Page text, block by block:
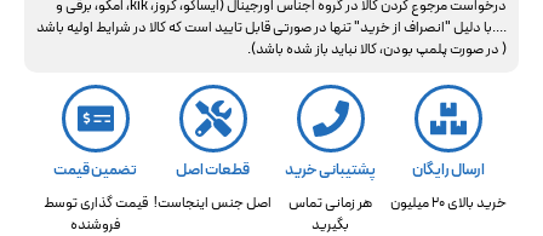
درخواست مرجوع کردن کالا در گروه اجناس اورجینال (ایساکو، کروز، kik، امکو، برقی و
....با دلیل "انصراف از خرید" تنها در صورتی قابل تایید است که کالا در شرایط اولیه باشد
( در صورت پلمپ بودن، کالا نباید باز شده باشد).
ارسال رایگان
خرید بالای 20 میلیون
پشتیبانی خرید
هر زمانی تماس
بگیرید
قطعات اصل
اصل جنس اینجاست!
تضمین قیمت
قیمت گذاری توسط
فروشنده